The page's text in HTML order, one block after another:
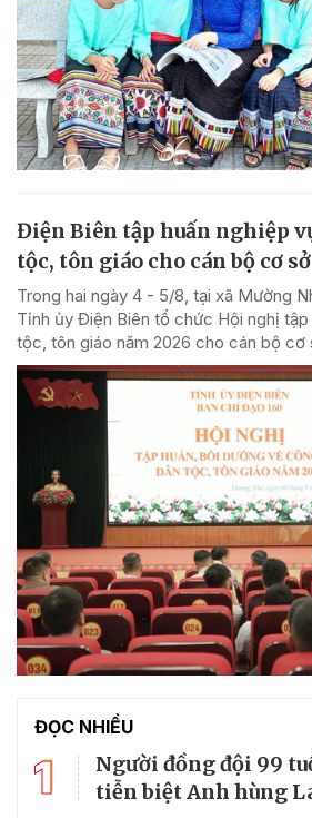
Điện Biên tập huấn nghiệp
tộc, tôn giáo cho cán bộ cơ sở
Trong hai ngày 4 - 5/8, tại xã Mường
Tỉnh ủy Điện Biên tổ chức Hội nghị
tộc, tôn giáo năm 2026 cho cán bộ cơ
ĐỌC NHIỀU
1
Người đồng đội 99
tiễn biệt Anh hùng